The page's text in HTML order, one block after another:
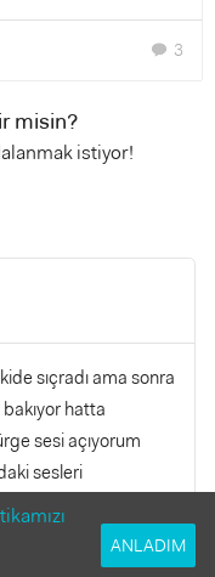
chat 3
misin?
istiyor!
sıçradı ama sonra
hatta
sesi açıyorum
sesleri
YANITLA
ANLADIM